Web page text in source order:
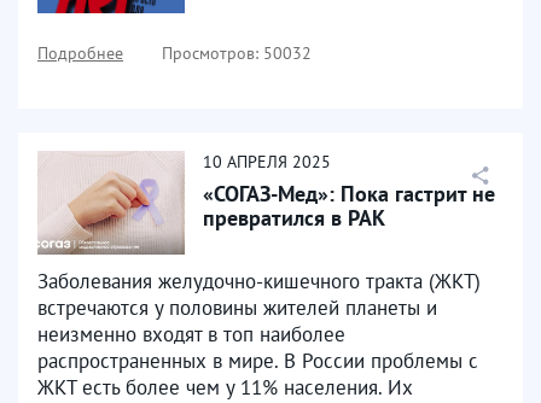
Подробнее Просмотров: 50032
10 АПРЕЛЯ 2025
«СОГАЗ-Мед»: Пока гастрит не
превратился в РАК
Заболевания желудочно-кишечного тракта (ЖКТ)
встречаются у половины жителей планеты и
неизменно входят в топ наиболее
распространенных в мире. В России проблемы с
ЖКТ есть более чем у 11% населения. Их